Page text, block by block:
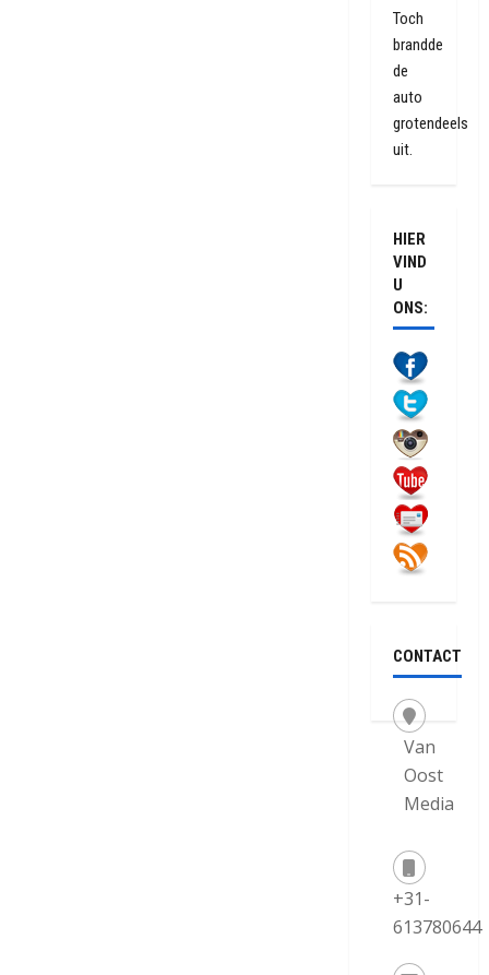
Toch
brandde
de
auto
grotendeels
uit.
HIER
VIND
U
ONS:
CONTACT
Van
Oost
Media
+31-
613780644